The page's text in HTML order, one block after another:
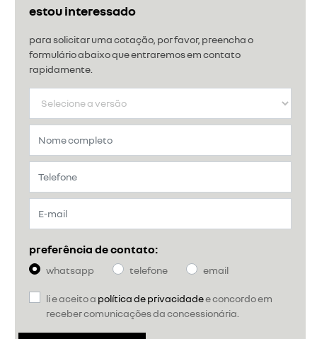
estou interessado
para solicitar uma cotação, por favor, preencha o
formulário abaixo que entraremos em contato
rapidamente.
preferência de contato:
whatsapp telefone email
li e aceito a política de privacidadee concordo em
receber comunicações da concessionária.